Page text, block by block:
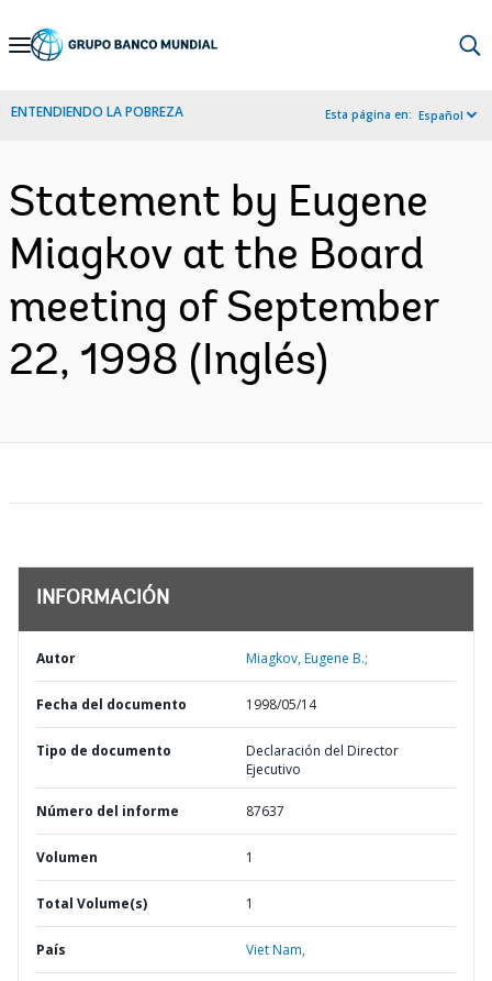
Skip
Navigation
ENTENDIENDO LA POBREZA Esta página en: Español
Statement by Eugene
Miagkov at the Board
meeting of September
22, 1998 (Inglés)
INFORMACIÓN
Autor Miagkov, Eugene B.;
Fecha del documento 1998/05/14
Tipo de documento
Declaración del Director
Ejecutivo
Número del informe 87637
Volumen 1
Total Volume(s) 1
País Viet Nam,